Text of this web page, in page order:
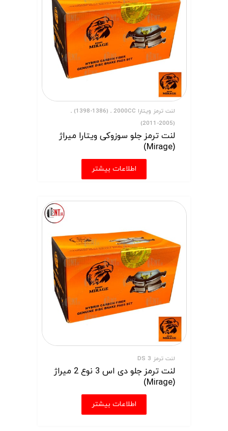
لنت ترمز ویتارا 2000CC ـ (1386-1398) ـ
(2005-2011)
لنت ترمز جلو سوزوکی ویتارا میراژ
(Mirage)
اطلاعات بیشتر
لنت ترمز DS 3
لنت ترمز جلو دی اس 3 نوع 2 میراژ
(Mirage)
اطلاعات بیشتر